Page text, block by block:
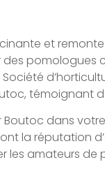
et
pomologues
témoignant
Boutoc dans
la réputation
les amateurs